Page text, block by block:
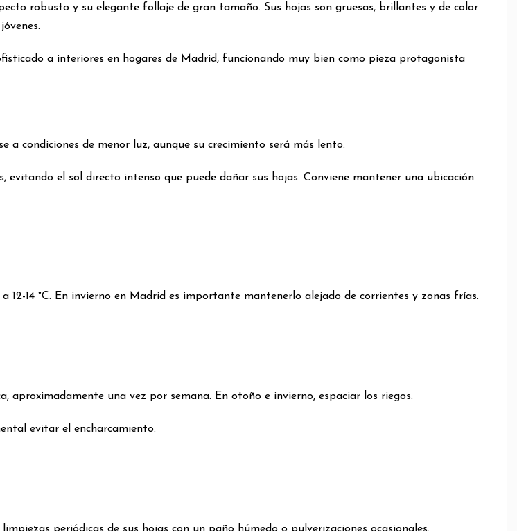
robusto y su elegante follaje de gran tamaño. Sus hojas son gruesas, brillantes y de color
a interiores en hogares de Madrid, funcionando muy bien como pieza protagonista
a condiciones de menor luz, aunque su crecimiento será más lento.
evitando el sol directo intenso que puede dañar sus hojas. Conviene mantener una ubicación
14 °C. En invierno en Madrid es importante mantenerlo alejado de corrientes y zonas frías.
aproximadamente una vez por semana. En otoño e invierno, espaciar los riegos.
evitar el encharcamiento.